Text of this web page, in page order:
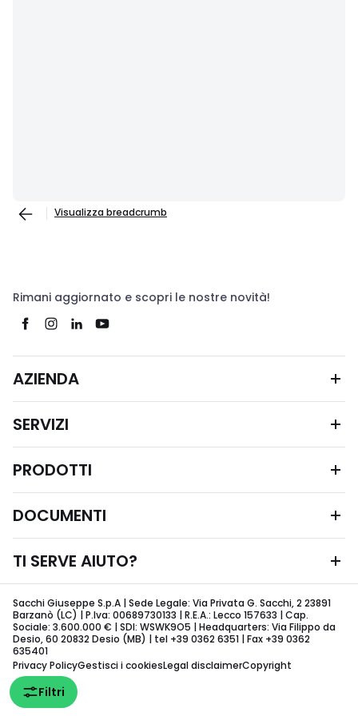
Filtri
Visualizza breadcrumb
Rimani aggiornato e scopri le nostre novità!
AZIENDA
SERVIZI
PRODOTTI
DOCUMENTI
TI SERVE AIUTO?
Sacchi Giuseppe S.p.A | Sede Legale: Via Privata G. Sacchi, 2 23891
Barzanò (LC) | P.Iva: 00689730133 | R.E.A.: Lecco 157633 | Cap.
Sociale: 3.600.000 € | SDI: WSWK9O5 | Headquarters: Via Filippo da
Desio, 60 20832 Desio (MB) | tel +39 0362 6351 | Fax +39 0362
635401
Privacy PolicyGestisci i cookiesLegal disclaimerCopyright